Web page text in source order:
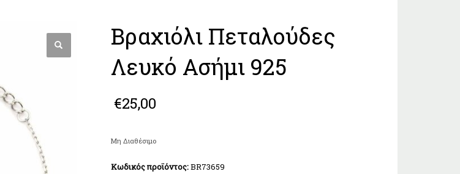
Βραχιόλι Πεταλούδες
Λευκό Ασήμι 925
€25,00
Μη Διαθέσιμο
Κωδικός προϊόντος:BR73659